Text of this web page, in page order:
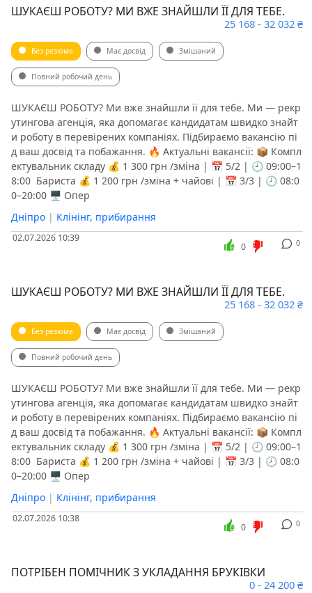
ШУКАЄШ РОБОТУ? МИ ВЖЕ ЗНАЙШЛИ ЇЇ ДЛЯ ТЕБЕ.
25 168 - 32 032 ₴
Без резюме Має досвід Змішаний
Повний робочий день
ШУКАЄШ РОБОТУ? Ми вже знайшли її для тебе. Ми — рекр
утингова агенція, яка допомагає кандидатам швидко знайт
и роботу в перевірених компаніях. Підбираємо вакансію пі
д ваш досвід та побажання. 🔥 Актуальні вакансії: 📦 Компл
ектувальник складу 💰 1 300 грн /зміна | 📅 5/2 | 🕘 09:00–1
8:00 ️ Бариста 💰 1 200 грн /зміна + чайові | 📅 3/3 | 🕗 08:0
0–20:00 🖥 Опер
Дніпро | Клінінг, прибирання
02.07.2026 10:39 0
0
ШУКАЄШ РОБОТУ? МИ ВЖЕ ЗНАЙШЛИ ЇЇ ДЛЯ ТЕБЕ.
25 168 - 32 032 ₴
Без резюме Має досвід Змішаний
Повний робочий день
ШУКАЄШ РОБОТУ? Ми вже знайшли її для тебе. Ми — рекр
утингова агенція, яка допомагає кандидатам швидко знайт
и роботу в перевірених компаніях. Підбираємо вакансію пі
д ваш досвід та побажання. 🔥 Актуальні вакансії: 📦 Компл
ектувальник складу 💰 1 300 грн /зміна | 📅 5/2 | 🕘 09:00–1
8:00 ️ Бариста 💰 1 200 грн /зміна + чайові | 📅 3/3 | 🕗 08:0
0–20:00 🖥 Опер
Дніпро | Клінінг, прибирання
02.07.2026 10:38 0
0
ПОТРІБЕН ПОМІЧНИК З УКЛАДАННЯ БРУКІВКИ
0 - 24 200 ₴